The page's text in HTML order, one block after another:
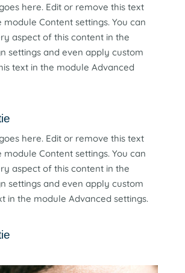
here. Edit or remove this text
module Content settings. You can
aspect of this content in the
settings and even apply custom
text in the module Advanced
here. Edit or remove this text
module Content settings. You can
aspect of this content in the
settings and even apply custom
in the module Advanced settings.